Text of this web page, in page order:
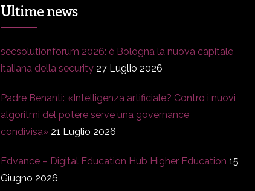
Ultime news
secsolutionforum 2026: è Bologna la nuova capitale
italiana della security 27 Luglio 2026
Padre Benanti: «Intelligenza artificiale? Contro i nuovi
algoritmi del potere serve una governance
condivisa» 21 Luglio 2026
Edvance – Digital Education Hub Higher Education 15
Giugno 2026